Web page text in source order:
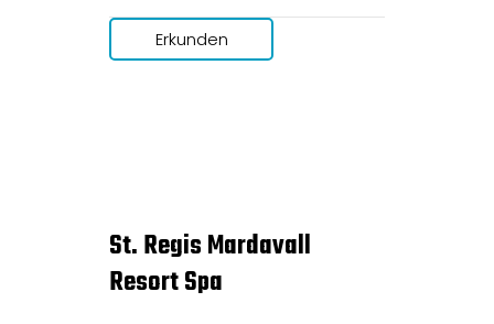
Erkunden
St. Regis Mardavall
Resort Spa